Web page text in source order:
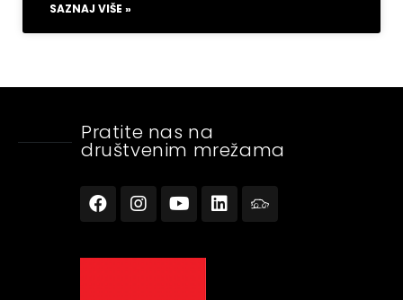
SAZNAJ VIŠE »
Pratite nas na
društvenim mrežama